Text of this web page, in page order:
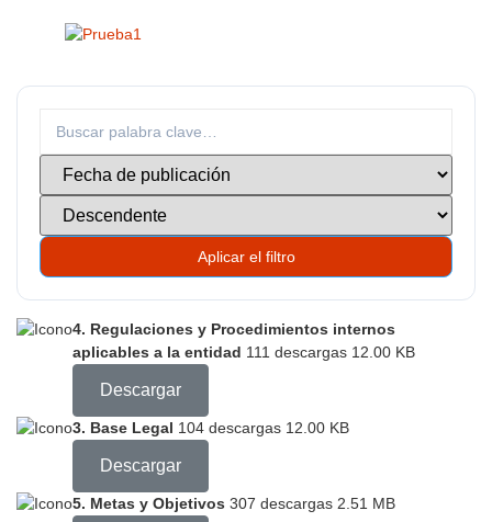
Aplicar el filtro
4. Regulaciones y Procedimientos internos
aplicables a la entidad 111 descargas 12.00 KB
Descargar
3. Base Legal 104 descargas 12.00 KB
Descargar
5. Metas y Objetivos 307 descargas 2.51 MB